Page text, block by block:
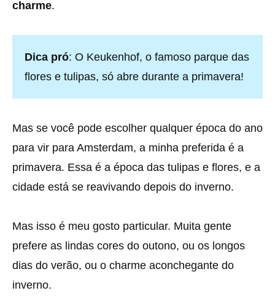
charme.
Dica pró: O Keukenhof, o famoso parque das
flores e tulipas, só abre durante a primavera!
Mas se você pode escolher qualquer época do ano
para vir para Amsterdam, a minha preferida é a
primavera. Essa é a época das tulipas e flores, e a
cidade está se reavivando depois do inverno.
Mas isso é meu gosto particular. Muita gente
prefere as lindas cores do outono, ou os longos
dias do verão, ou o charme aconchegante do
inverno.